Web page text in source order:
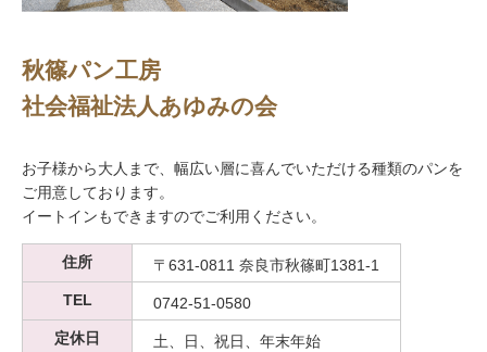
秋篠パン工房
社会福祉法人あゆみの会
お子様から大人まで、幅広い層に喜んでいただける種類のパンを
ご用意しております。
イートインもできますのでご利用ください。
住所
〒631-0811 奈良市秋篠町1381-1
TEL
0742-51-0580
定休日
土、日、祝日、年末年始